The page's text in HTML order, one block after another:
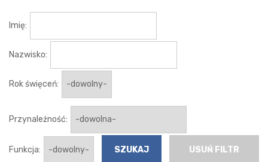
Imię:
Nazwisko:
Rok święceń:
Przynależność:
Funkcja: USUŃ FILTR